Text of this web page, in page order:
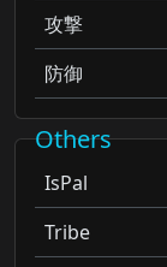
攻撃
防御
Others
IsPal
Tribe